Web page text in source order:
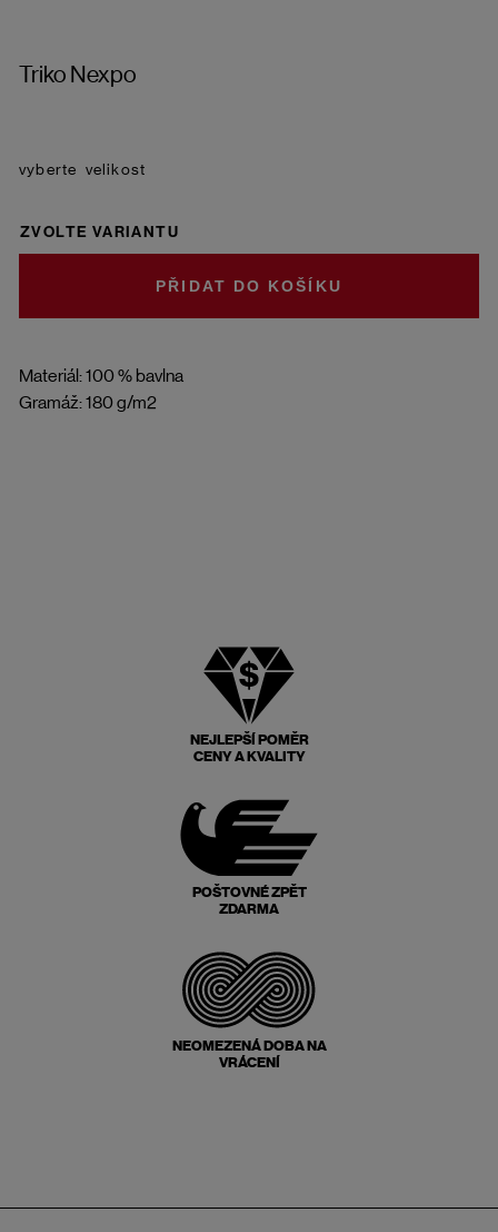
Triko Nexpo
Materiál: 100 % bavlna
Gramáž: 180 g/m2
velikost
ZVOLTE VARIANTU
DO KOŠÍKU
NEJLEPŠÍ POMĚR
CENY A KVALITY
POŠTOVNÉ ZPĚT
ZDARMA
NEOMEZENÁ DOBA NA
VRÁCENÍ